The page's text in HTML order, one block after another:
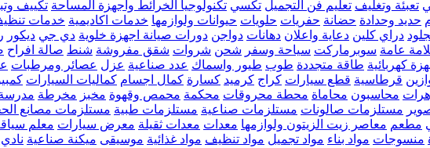
تعبئة وتغليف تعليم فن التجميل تكسي تكنولوجيا الخرائط واجهزة المساحة تكييف
حديد وحدادة حضانة حفريات حلويات حيوانات ولوازمها خدمات اكاديمية خدمات
دراي كلين دعاية واعلان دهانات دواجن دورات صيانة اجهزة خلوية دي جي ديكور
عامة سوبرماركت سياحة وسفر شحن شروات شقق مفروشة شنط صالة افراح
كهربائية طاقة متجددة طوب طيور واسماك عدد صناعية عزل عصائر ومرطبات
قرطاسية قطع سيارات كراج كرميد كسارة كمال اجسام كماليات السيارات
محاسبون محاماة محطة محروقات محكمة محمص وقهوة مخبز مخرطة
مستلزمات صالونات مستلزمات صناعية مستلزمات طبية مستلزمات مصانع
مطعم معاصر زيت الزيتون ولوازمها معدات معدات ثقيلة معرض سيارات معلم
منسوجات مواد بناء مواد تجميل مواد تنظيف مواد غذائية موسيقى ميكنة صناعية